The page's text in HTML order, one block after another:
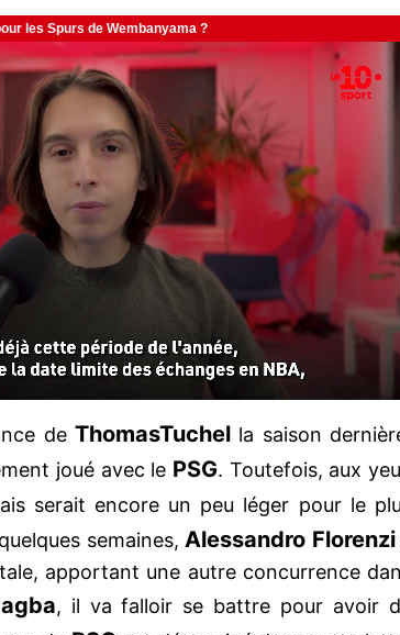
de ThomasTuchel la saison
joué avec le PSG. Toutefois, aux
serait encore un peu léger pour le
semaines,Alessandro Florenzi
apportant une autre concurrence
, il va falloir se battre pour avoir